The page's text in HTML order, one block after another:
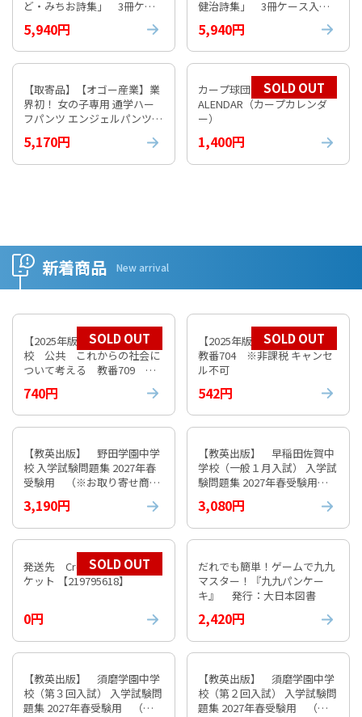
ど・みちお詩集」 3冊ケー
5,940円
健治詩集」 3冊ケース入り
5,940円
【取寄品】【オゴー産業】業
界初！ 女の子専用 通学ハー
フパンツ エンジェルパンツ
【通常納期1週間程度】
5,170円
カープ球団公式 2026 CARP C
ALENDAR（カープカレンダ
ー）
1,400円
SOLD OUT
新着商品 New arrival
【2025年版】 数研 高等学
校 公共 これからの社会に
ついて考える 教番709 ※
740円
SOLD OUT
【2025年版】 数研 倫理
教番704 ※非課税 キャンセ
ル不可
542円
SOLD OUT
【教英出版】 野田学園中学
校 入学試験問題集 2027年春
受験用 （※お取り寄せ商
3,190円
【教英出版】 早稲田佐賀中
学校（一般１月入試） 入学試
験問題集 2027年春受験用
（※お取り寄せ商品）
3,080円
発送先 Croatia 国際エアパ
ケット 【219795618】
0円
SOLD OUT
だれでも簡単！ゲームで九九
マスター！『九九パンケー
キ』 発行：大日本図書
2,420円
【教英出版】 須磨学園中学
校（第３回入試） 入学試験問
題集 2027年春受験用 （※
【教英出版】 須磨学園中学
校（第２回入試） 入学試験問
題集 2027年春受験用 （※